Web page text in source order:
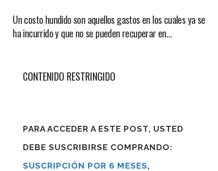
Un costo hundido son aquellos gastos en los cuales ya se
ha incurrido y que no se pueden recuperar en…
CONTENIDO RESTRINGIDO
PARA ACCEDER A ESTE POST, USTED
DEBE SUSCRIBIRSE COMPRANDO:
SUSCRIPCIÓN POR 6 MESES,